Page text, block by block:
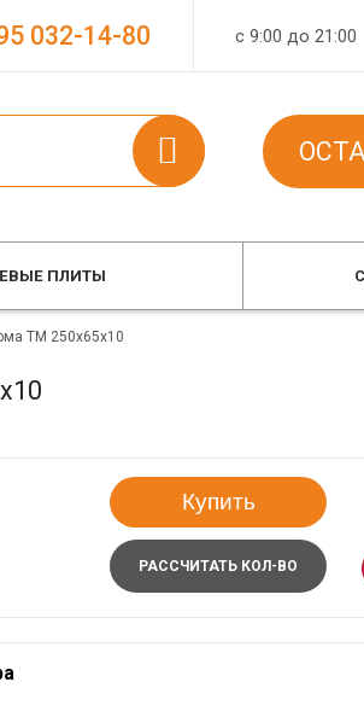
с 9:00 до 21:00
032-14-80
ПЛИТЫ
ТМ 250х65х10
Купить
РАССЧИТАТЬ КОЛ-ВО